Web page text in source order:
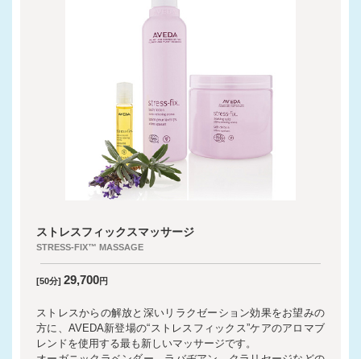
ストレスフィックスマッサージ
STRESS-FIX™ MASSAGE
[50分] 29,700円
ストレスからの解放と深いリラクゼーション効果をお望みの
方に、AVEDA新登場の“ストレスフィックス”ケアのアロマブ
レンドを使用する最も新しいマッサージです。